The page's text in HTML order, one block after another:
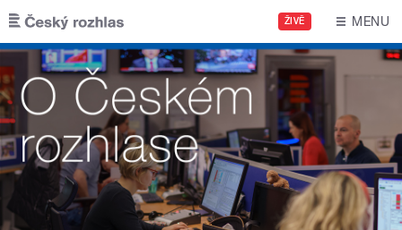
Přejít k hlavnímu obsahu
ŽIVĚ MENU